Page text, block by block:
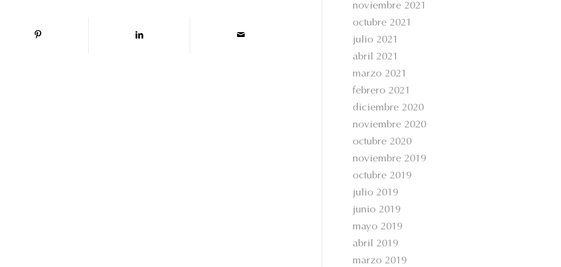
noviembre 2021
octubre 2021
julio 2021
abril 2021
marzo 2021
febrero 2021
diciembre 2020
noviembre 2020
octubre 2020
noviembre 2019
octubre 2019
julio 2019
junio 2019
mayo 2019
abril 2019
marzo 2019